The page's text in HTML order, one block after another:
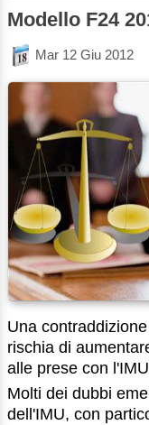
Modello F24
Mar 12 Giu 2012
Una
rischia di
alle prese con
Molti dei dubbi
dell'IMU, con